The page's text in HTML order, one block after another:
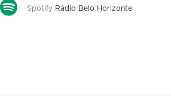
Spotify Rádio Belo Horizonte